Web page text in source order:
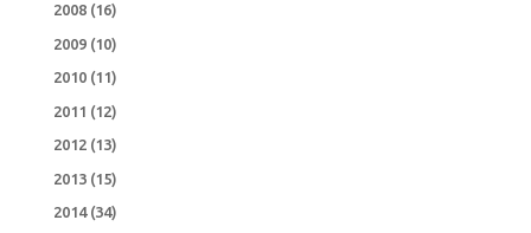
2008(16)
2009(10)
2010(11)
2011 (12)
2012(13)
2013(15)
2014(34)